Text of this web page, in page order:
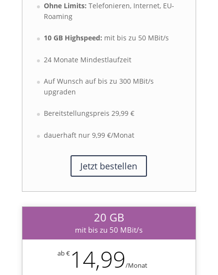
Ohne Limits: Telefonieren, Internet, EU-
Roaming
10 GB Highspeed: mit bis zu 50 MBit/s
24 Monate Mindestlaufzeit
Auf Wunsch auf bis zu 300 MBit/s
upgraden
Bereitstellungspreis 29,99 €
dauerhaft nur 9,99 €/Monat
Jetzt bestellen
20 GB
mit bis zu 50 MBit/s
ab € 14,99/Monat